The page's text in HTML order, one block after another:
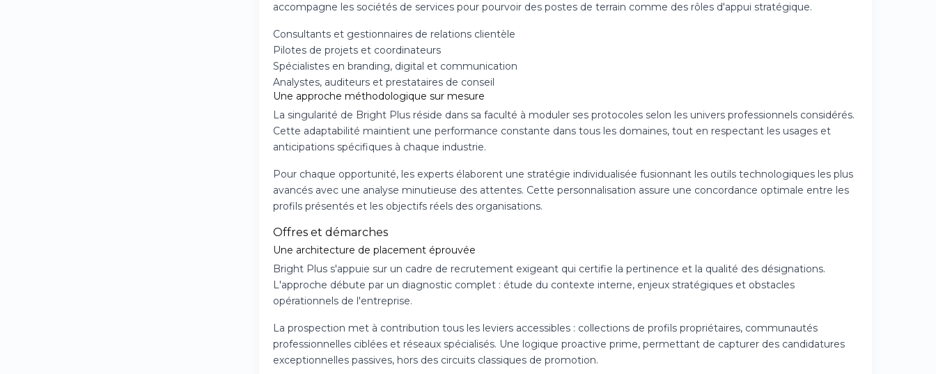
accompagne les sociétés de services pour pourvoir des postes de terrain comme des rôles d'appui stratégique.
Consultants et gestionnaires de relations clientèle
Pilotes de projets et coordinateurs
Spécialistes en branding, digital et communication
Analystes, auditeurs et prestataires de conseil
Une approche méthodologique sur mesure
La singularité de Bright Plus réside dans sa faculté à moduler ses protocoles selon les univers professionnels considérés.
Cette adaptabilité maintient une performance constante dans tous les domaines, tout en respectant les usages et
anticipations spécifiques à chaque industrie.
Pour chaque opportunité, les experts élaborent une stratégie individualisée fusionnant les outils technologiques les plus
avancés avec une analyse minutieuse des attentes. Cette personnalisation assure une concordance optimale entre les
profils présentés et les objectifs réels des organisations.
Offres et démarches
Une architecture de placement éprouvée
Bright Plus s'appuie sur un cadre de recrutement exigeant qui certifie la pertinence et la qualité des désignations.
L'approche débute par un diagnostic complet : étude du contexte interne, enjeux stratégiques et obstacles
opérationnels de l'entreprise.
La prospection met à contribution tous les leviers accessibles : collections de profils propriétaires, communautés
professionnelles ciblées et réseaux spécialisés. Une logique proactive prime, permettant de capturer des candidatures
exceptionnelles passives, hors des circuits classiques de promotion.